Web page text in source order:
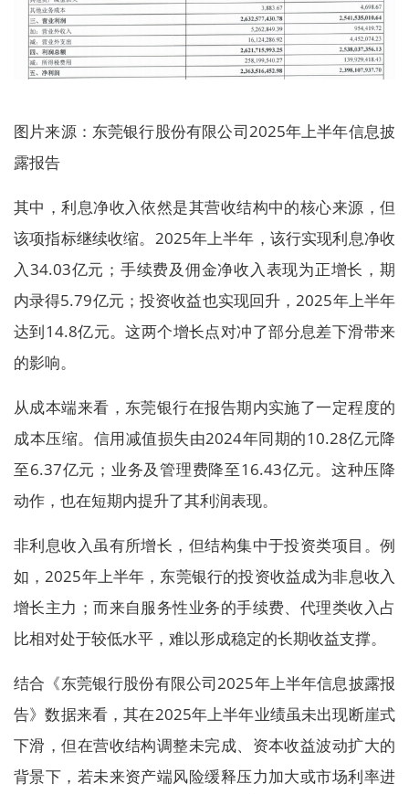
图片来源：东莞银行股份有限公司2025年上半年信息披
露报告
其中，利息净收入依然是其营收结构中的核心来源，但
该项指标继续收缩。2025年上半年，该行实现利息净收
入34.03亿元；手续费及佣金净收入表现为正增长，期
内录得5.79亿元；投资收益也实现回升，2025年上半年
达到14.8亿元。这两个增长点对冲了部分息差下滑带来
的影响。
从成本端来看，东莞银行在报告期内实施了一定程度的
成本压缩。信用减值损失由2024年同期的10.28亿元降
至6.37亿元；业务及管理费降至16.43亿元。这种压降
动作，也在短期内提升了其利润表现。
非利息收入虽有所增长，但结构集中于投资类项目。例
如，2025年上半年，东莞银行的投资收益成为非息收入
增长主力；而来自服务性业务的手续费、代理类收入占
比相对处于较低水平，难以形成稳定的长期收益支撑。
结合《东莞银行股份有限公司2025年上半年信息披露报
告》数据来看，其在2025年上半年业绩虽未出现断崖式
下滑，但在营收结构调整未完成、资本收益波动扩大的
背景下，若未来资产端风险缓释压力加大或市场利率进